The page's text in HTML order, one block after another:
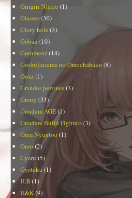
Girigiri Nijiiro (1)
Glasses(30)
Glory hole (3)
Goban (10)
Goromenz(14)
Goshujinsama no Omochabako (8)
Gozz(1)
Grandes pezones(3)
Group (33)
Gundam AGE(1)
Gundam Build Fighters(3)
Gura Nyuutou (1)
Guro (2)
Gyaru (5)
Gyotaku(1)
H.B (1)
H&K(9)